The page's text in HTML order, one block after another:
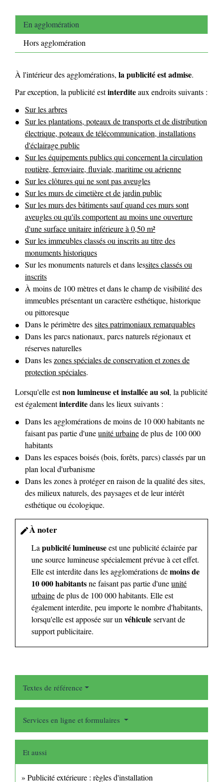
En agglomération
Hors agglomération
À l'intérieur des agglomérations, la publicité est admise.
Par exception, la publicité estinterditeaux endroits suivants :
Sur les arbres
Sur les plantations, poteaux de transports et de distribution
électrique, poteaux de télécommunication, installations
d'éclairage public
Sur les équipements publics qui concernent la circulation
routière, ferroviaire, fluviale, maritime ou aérienne
Sur les clôtures qui ne sont pas aveugles
Sur les murs de cimetière et de jardin public
Sur les murs des bâtiments sauf quand ces murs sont
aveugles ou qu'ils comportent au moins une ouverture
d'une surface unitaire inférieure à 0,50 m²
Sur les immeubles classés ou inscrits au titre des
monuments historiques
Sur les monuments naturels et dans lessites classés ou
inscrits
À moins de 100 mètres et dans le champ de visibilité des
immeubles présentant un caractère esthétique, historique
ou pittoresque
Dans le périmètre dessites patrimoniaux remarquables
Dans les parcs nationaux, parcs naturels régionaux et
réserves naturelles
Dans leszones spéciales de conservation et zones de
protection spéciales.
Lorsqu'elle estnon lumineuse et installée au sol, la publicité
est égalementinterditedans les lieux suivants :
Dans les agglomérations de moins de 10 000 habitants ne
faisant pas partie d'uneunité urbainede plus de 100 000
habitants
Dans les espaces boisés (bois, forêts, parcs) classés par un
plan local d'urbanisme
Dans les zones à protéger en raison de la qualité des sites,
des milieux naturels, des paysages et de leur intérêt
esthétique ou écologique.
editÀ noter
La publicité lumineuseest une publicité éclairée par
une source lumineuse spécialement prévue à cet effet.
Elle est interdite dans les agglomérations demoins de
10 000 habitantsne faisant pas partie d'uneunité
urbainede plus de 100 000 habitants. Elle est
également interdite, peu importe le nombre d'habitants,
lorsqu'elle est apposée sur un véhiculeservant de
support publicitaire.
Textes de référence
Services en ligne et formulaires
Et aussi
Publicité extérieure : règles d'installation